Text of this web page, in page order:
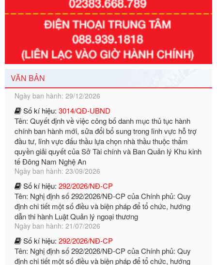
VĂN BẢN
351/2025/NĐ-CP
Tên: Nghị định số 351/2025/NĐ-CP của Chính phủ: Quy
định chuẩn nghèo đa chiều quốc gia giai đoạn 2026 - 2030
Ngày ban hành: 29/12/2026
Số kí hiệu:3014/QĐ-UBND
Tên: Quyết định về việc công bố danh mục thủ tục hành
chính ban hành mới, sửa đổi bổ sung trong lĩnh vực hỗ trợ
đầu tư, lĩnh vực đấu thầu lựa chọn nhà thầu thuộc thẩm
quyền giải quyết của Sở Tài chính và Ban Quản lý Khu kinh
tế Đông Nam Nghệ An
Ngày ban hành: 23/09/2026
Số kí hiệu: 292/2026/NĐ-CP
Tên: Nghị định số 292/2026/NĐ-CP của Chính phủ: Quy
định chi tiết một số điều và biện pháp để tổ chức, hướng
dẫn thi hành Luật Quản lý ngoại thương
Ngày ban hành: 21/07/2026
Số kí hiệu:292/2026/NĐ-CP
Tên: Nghị định số 292/2026/NĐ-CP của Chính phủ: Quy
định chi tiết một số điều và biện pháp để tổ chức, hướng
dẫn thi hành Luật Quản lý ngoại thương
Ngày ban hành: 21/07/2026